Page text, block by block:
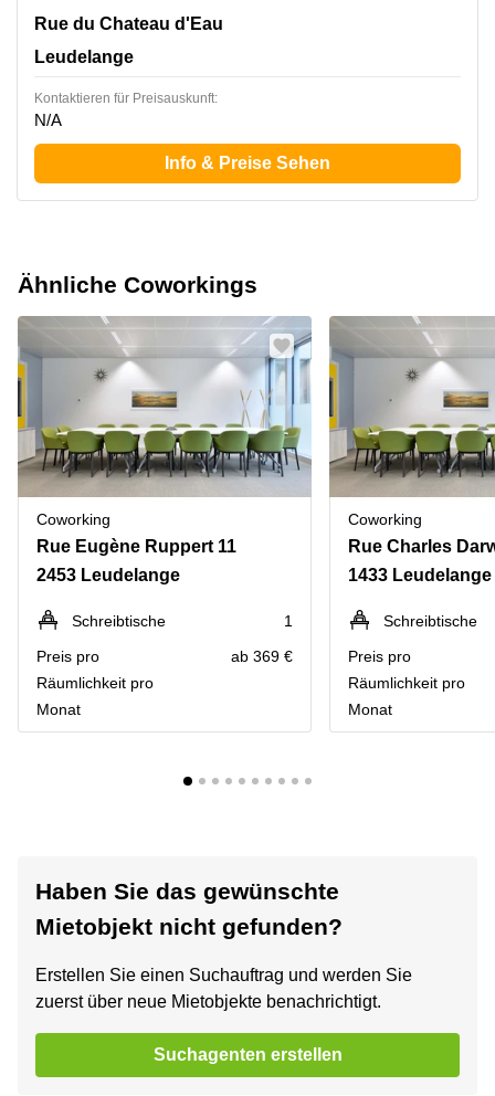
12, Rue du Chateau D'eau, Leudelange
Rue du Chateau d'Eau
Leudelange
Kontaktieren für Preisauskunft:
N/A
Info & Preise Sehen
Ähnliche Coworkings
Coworking
Rue Eugène Ruppert 11
2453 Leudelange
Schreibtische
1
Preis pro
Räumlichkeit pro
Monat
ab 369 €
Coworking
Rue Charles
1433 Leudelange
Schreibtische
Preis pro
Räumlichkeit pro
Monat
Haben Sie das gewünschte
Mietobjekt nicht gefunden?
Erstellen Sie einen Suchauftrag und werden Sie
zuerst über neue Mietobjekte benachrichtigt.
Suchagenten erstellen